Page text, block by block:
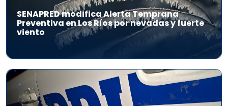
SENAPRED modifica Alerta Temprana
Preventiva en Los Ríos por nevadas y fuerte
viento